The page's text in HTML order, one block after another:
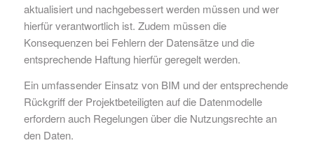
aktualisiert und nachgebessert werden müssen und wer
hierfür verantwortlich ist. Zudem müssen die
Konsequenzen bei Fehlern der Datensätze und die
entsprechende Haftung hierfür geregelt werden.
Ein umfassender Einsatz von BIM und der entsprechende
Rückgriff der Projektbeteiligten auf die Datenmodelle
erfordern auch Regelungen über die Nutzungsrechte an
den Daten.